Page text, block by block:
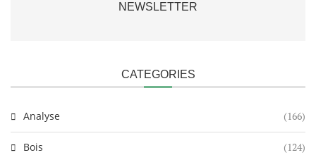
NEWSLETTER
CATEGORIES
Analyse (166)
Bois (124)